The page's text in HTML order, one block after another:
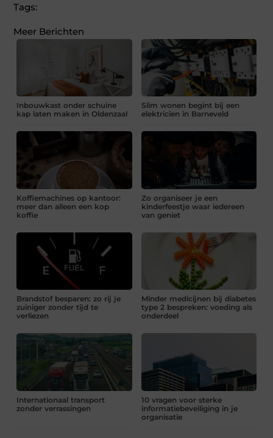
Tags:
Meer Berichten
Inbouwkast onder schuine
kap laten maken in Oldenzaal
Slim wonen begint bij een
elektricien in Barneveld
Koffiemachines op kantoor:
meer dan alleen een kop
koffie
Zo organiseer je een
kinderfeestje waar iedereen
van geniet
Brandstof besparen: zo rij je
zuiniger zonder tijd te
verliezen
Minder medicijnen bij diabetes
type 2 bespreken: voeding als
onderdeel
Internationaal transport
zonder verrassingen
10 vragen voor sterke
informatiebeveiliging in je
organisatie